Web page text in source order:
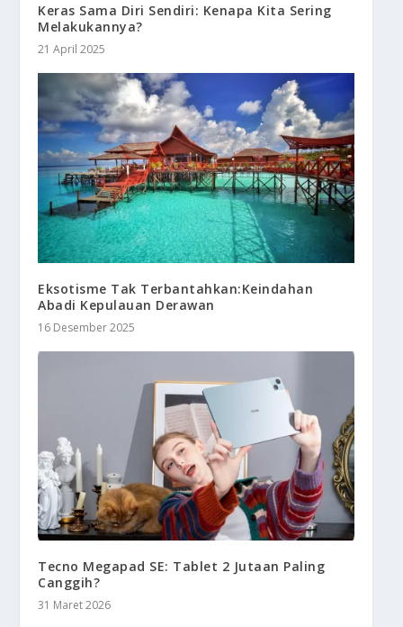
Keras Sama Diri Sendiri: Kenapa Kita Sering
Melakukannya?
21 April 2025
Eksotisme Tak Terbantahkan:Keindahan
Abadi Kepulauan Derawan
16 Desember 2025
Tecno Megapad SE: Tablet 2 Jutaan Paling
Canggih?
31 Maret 2026